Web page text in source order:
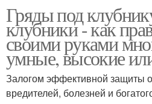
Гряды под
клубники - как
своими руками
умные, высокие
Залогом эффективной защиты
вредителей, болезней и